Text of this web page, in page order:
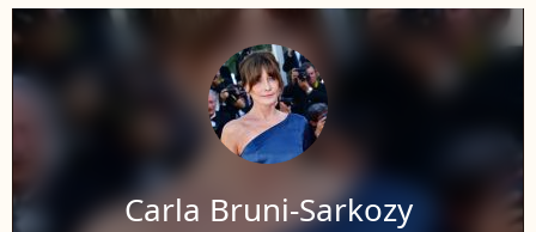
Carla Bruni-Sarkozy